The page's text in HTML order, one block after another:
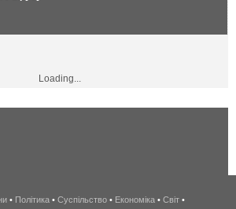
Loading...
беспроводной
• Політика • Суспільство • Економіка • Світ •